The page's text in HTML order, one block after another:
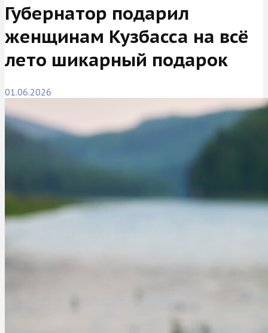
Губернатор подарил
женщинам Кузбасса на всё
лето шикарный подарок
01.06.2026